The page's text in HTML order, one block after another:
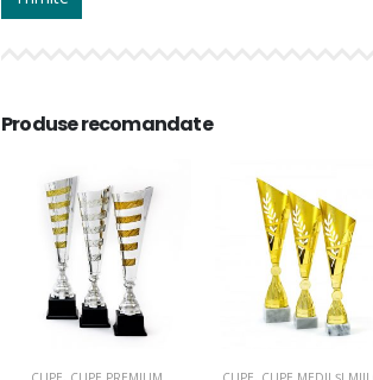
Produse recomandate